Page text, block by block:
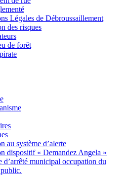
Légales de Débroussaillement
des risques
de forêt
au système d’alerte
dispositif « Demandez Angela »
d’arrêté municipal occupation du